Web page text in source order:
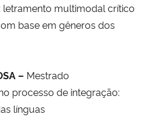
letramento multimodal crítico
base em gêneros dos
– Mestrado
processo de integração:
línguas